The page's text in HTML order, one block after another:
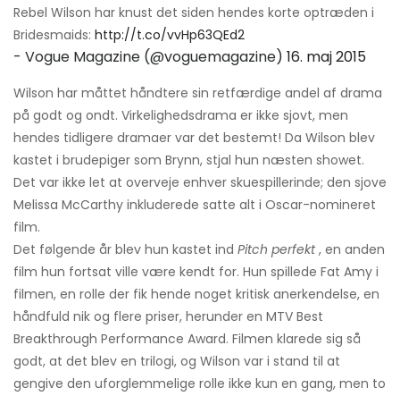
Rebel Wilson har knust det siden hendes korte optræden i
Bridesmaids: http://t.co/vvHp63QEd2
- Vogue Magazine (@voguemagazine) 16. maj 2015
Wilson har måttet håndtere sin retfærdige andel af drama
på godt og ondt. Virkelighedsdrama er ikke sjovt, men
hendes tidligere dramaer var det bestemt! Da Wilson blev
kastet i brudepiger som Brynn, stjal hun næsten showet.
Det var ikke let at overveje enhver skuespillerinde; den sjove
Melissa McCarthy inkluderede satte alt i Oscar-nomineret
film.
Det følgende år blev hun kastet ind Pitch perfekt, en anden
film hun fortsat ville være kendt for. Hun spillede Fat Amy i
filmen, en rolle der fik hende noget kritisk anerkendelse, en
håndfuld nik og flere priser, herunder en MTV Best
Breakthrough Performance Award. Filmen klarede sig så
godt, at det blev en trilogi, og Wilson var i stand til at
gengive den uforglemmelige rolle ikke kun en gang, men to